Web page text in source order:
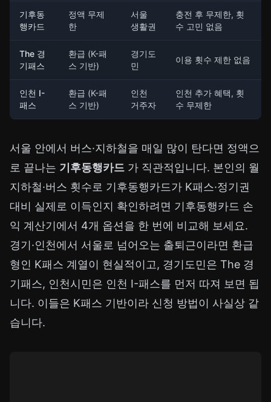
기후동
행카드
정액 무제
한
서울
생활권
충전 후 무제한, 횟
수 고민 없음
The 경
기패스
환급 (K-패
스 기반)
경기도
민
이용 횟수 제한 없음
인천 I-
패스
환급 (K-패
스 기반)
인천
거주자
인천 추가 혜택, 횟
수 무제한
서울 안에서 버스·지하철을 매일 많이 탄다면 정액으
로 끝나는 기후동행카드 가 직관적입니다. 본인의 월
지하철·버스 횟수로 기후동행카드가 K패스·정기권
대비 실제로 이득인지 확인하려면 기후동행카드 손
익 계산기에서 4개 옵션을 한 번에 비교해 보세요.
경기·인천에서 서울로 넘어오는 출퇴근이라면 환급
형인 K패스 계열이 현실적이고, 경기도민은 The 경
기패스, 인천시민은 인천 I-패스를 먼저 따져 보면 됩
니다. 이들은 K패스 기반이라 신청 방법이 사실상 같
습니다.